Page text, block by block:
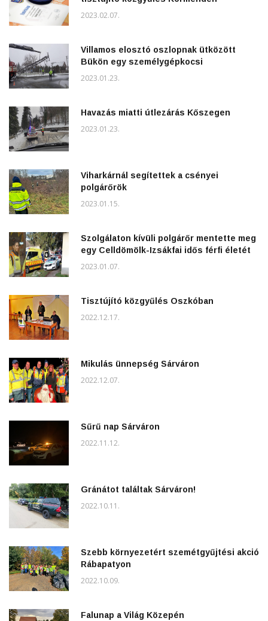
2023.02.07.
Villamos elosztó oszlopnak ütközött
Bükön egy személygépkocsi
2023.01.23.
Havazás miatti útlezárás Kőszegen
2023.01.23.
Viharkárnál segítettek a csényei
polgárőrök
2023.01.15.
Szolgálaton kívüli polgárőr mentette meg
egy Celldömölk-Izsákfai idős férfi életét
2023.01.07.
Tisztújító közgyűlés Oszkóban
2022.12.17.
Mikulás ünnepség Sárváron
2022.12.07.
Sűrű nap Sárváron
2022.11.12.
Gránátot találtak Sárváron!
2022.10.11.
Szebb környezetért szemétgyűjtési akció
Rábapatyon
2022.10.09.
Falunap a Világ Közepén